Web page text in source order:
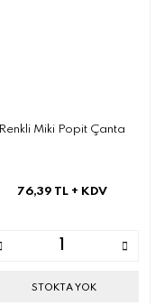
Renkli Miki Popit Çanta
76,39 TL + KDV
STOKTA YOK